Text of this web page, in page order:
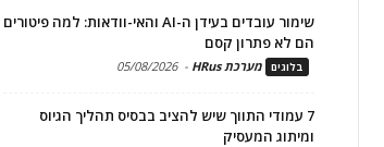
שימור עובדים בעידן ה-AI והאי-וודאות: למה פיטורים
הם לא פתרון קסם
בלוגים מערכת HRus -
05/08/2026
7 עמודי התווך שיש להציב בבסיס תהליך הגיוס
ומיתוג המעסיק